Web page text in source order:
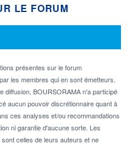
LE FORUM
présentes sur le forum
les membres qui en sont émetteurs.
diffusion, BOURSORAMA n'a participé
aucun pouvoir discrétionnaire quant à
ces analyses et/ou recommandations
ni garantie d'aucune sorte. Les
celles de leurs auteurs et ne